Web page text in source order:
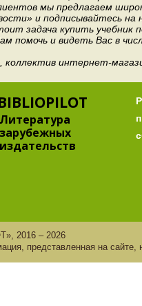
мы предлагаем
и подписывайтесь
задача купить учебник
помочь и видеть Вас в
коллектив интернет-
Литература
зарубежных
издательств
2016 – 2026
представленная на сайте,